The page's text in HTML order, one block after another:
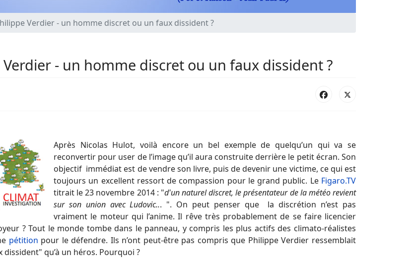
Verdier - un homme discret ou un faux dissident ?
- un homme discret ou un faux dissident ?
Après Nicolas Hulot, voilà encore un bel exemple de quelqu’un qui va se
reconvertir pour user de l’image qu’il aura construite derrière le petit écran. Son
objectif immédiat est de vendre son livre, puis de devenir une victime, ce qui est
toujours un excellent ressort de compassion pour le grand public. Le Figaro.TV
titrait le 23 novembre 2014 : "d'un naturel discret, le présentateur de la météo revient
sur son union avec Ludovic... ". On peut penser que la discrétion n’est pas
vraiment le moteur qui l’anime. Il rêve très probablement de se faire licencier
? Tout le monde tombe dans le panneau, y compris les plus actifs des climato-réalistes
pétition pour le défendre. Ils n’ont peut-être pas compris que Philippe Verdier ressemblait
dissident" qu’à un héros. Pourquoi ?